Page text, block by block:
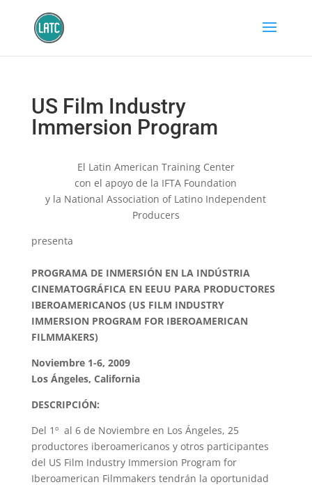
US Film Industry
Immersion Program
El Latin American Training Center
con el apoyo de la IFTA Foundation
y la National Association of Latino Independent
Producers
presenta
PROGRAMA DE INMERSIÓN EN LA INDÚSTRIA
CINEMATOGRÁFICA EN EEUU PARA PRODUCTORES
IBEROAMERICANOS (US FILM INDUSTRY
IMMERSION PROGRAM FOR IBEROAMERICAN
FILMMAKERS)
Noviembre 1-6, 2009
Los Ángeles, California
DESCRIPCIÓN:
Del 1º al 6 de Noviembre en Los Ángeles, 25
productores iberoamericanos y otros participantes
del US Film Industry Immersion Program for
Iberoamerican Filmmakers tendrán la oportunidad